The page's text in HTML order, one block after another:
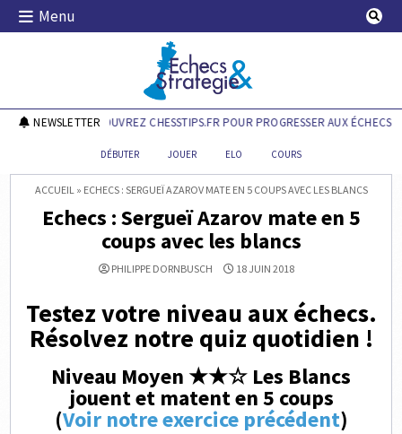
Skip
Menu
Echecs & Stratégie
NEWSLETTERDÉCOUVREZ CHESSTIPS.FR POUR PROGRESSER AUX ÉCHECS !
DÉBUTER JOUER ELO COURS
ACCUEIL» ECHECS : SERGUEÏ AZAROV MATE EN 5 COUPS AVEC LES BLANCS
Echecs : Sergueï Azarov mate en 5
coups avec les blancs
PHILIPPE DORNBUSCH 18 JUIN 2018
Testez votre niveau aux échecs.
Résolvez notre quiz quotidien !
Niveau Moyen ★★☆ Les Blancs
jouent et matent en 5 coups
(Voir notre exercice précédent)